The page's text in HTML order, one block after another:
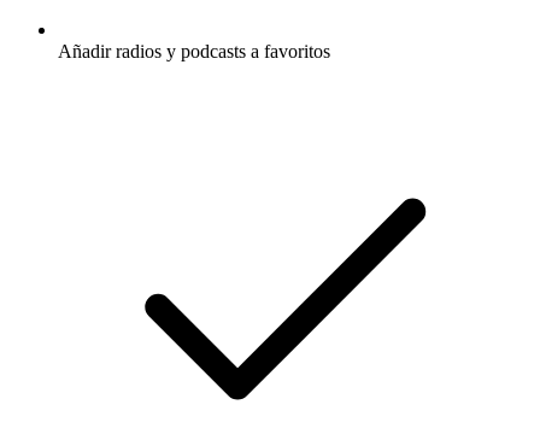
Añadir radios y podcasts a favoritos